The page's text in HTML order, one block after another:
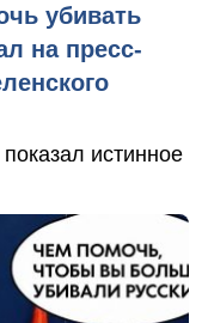
убивать
на пресс-
истинное